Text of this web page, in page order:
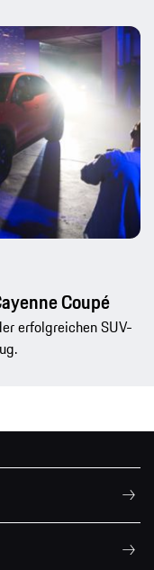
Coupé
erfolgreichen SUV-